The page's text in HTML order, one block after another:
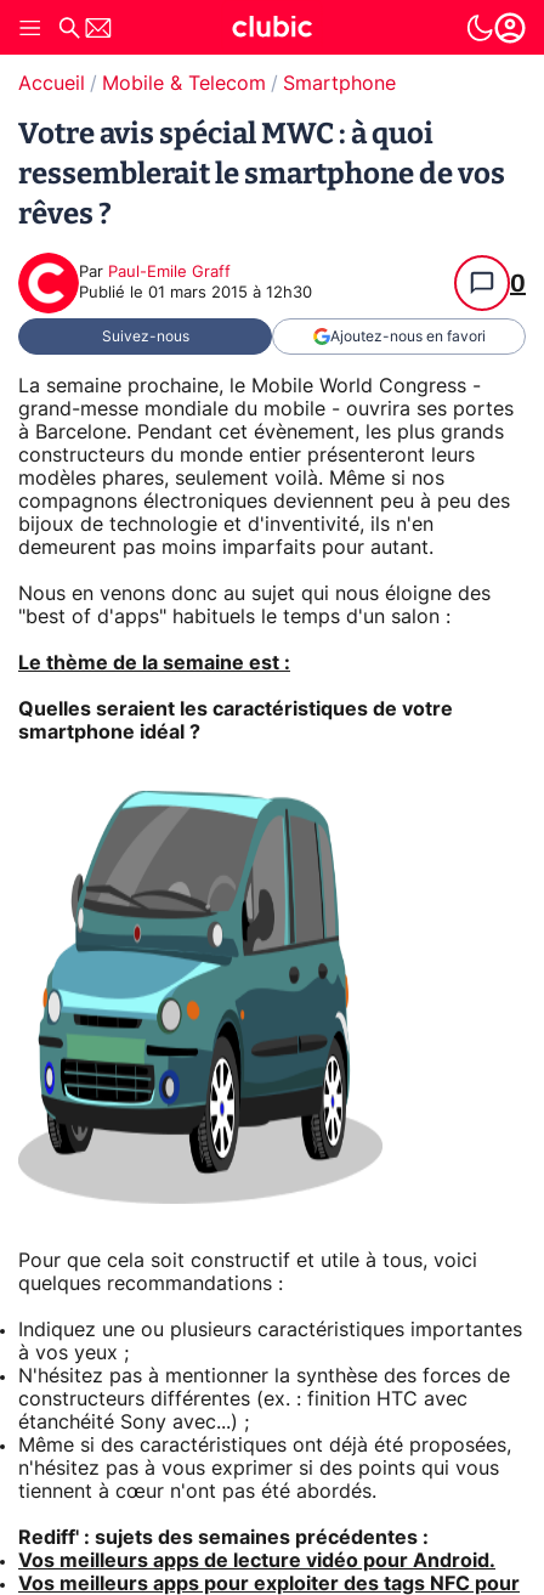
Accueil Mobile & Telecom Smartphone
Votre avis spécial MWC : à quoi
ressemblerait le smartphone de vos
rêves ?
Par Paul-Emile Graff
Publié le 01 mars 2015 à 12h30 0
Suivez-nous Ajoutez-nous en favori
La semaine prochaine, le Mobile World Congress -
grand-messe mondiale du mobile - ouvrira ses portes
à Barcelone. Pendant cet évènement, les plus grands
constructeurs du monde entier présenteront leurs
modèles phares, seulement voilà. Même si nos
compagnons électroniques deviennent peu à peu des
bijoux de technologie et d'inventivité, ils n'en
demeurent pas moins imparfaits pour autant.
Nous en venons donc au sujet qui nous éloigne des
"best of d'apps" habituels le temps d'un salon :
Le thème de la semaine est :
Quelles seraient les caractéristiques de votre
smartphone idéal ?
Pour que cela soit constructif et utile à tous, voici
quelques recommandations :
Indiquez une ou plusieurs caractéristiques importantes
à vos yeux ;
N'hésitez pas à mentionner la synthèse des forces de
constructeurs différentes (ex. : finition HTC avec
étanchéité Sony avec...) ;
Même si des caractéristiques ont déjà été proposées,
n'hésitez pas à vous exprimer si des points qui vous
tiennent à cœur n'ont pas été abordés.
Rediff' : sujets des semaines précédentes :
Vos meilleurs apps de lecture vidéo pour Android.
Vos meilleurs apps pour exploiter des tags NFC pour